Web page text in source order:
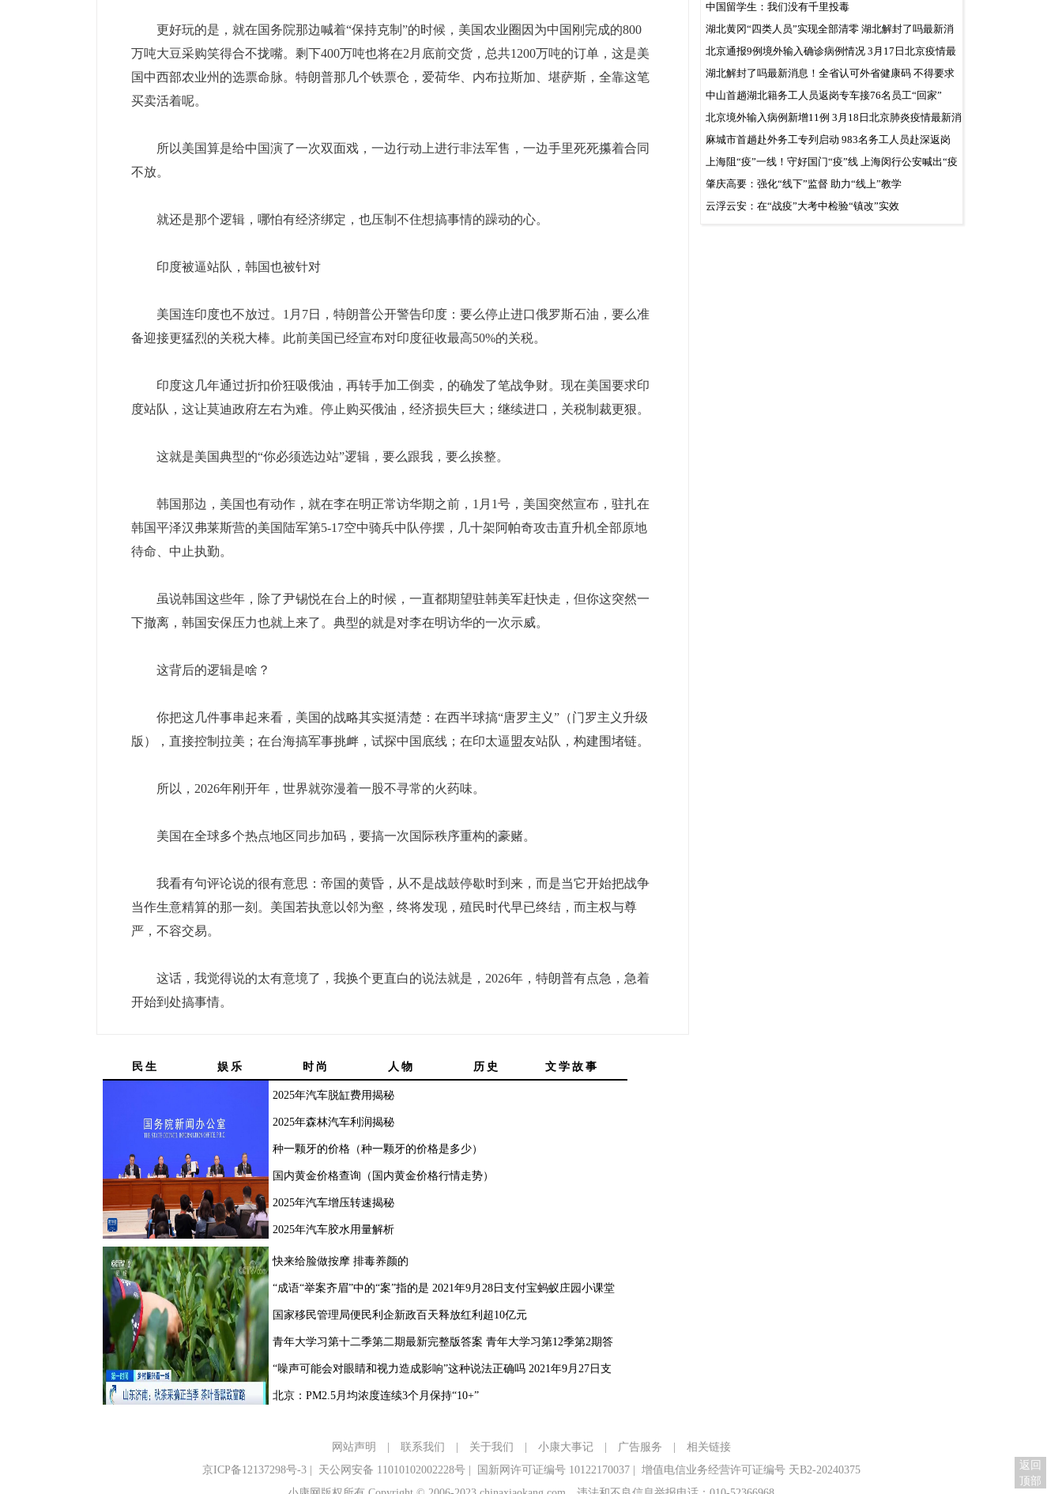
更好玩的是，就在国务院那边喊着“保持克制”的时候，美国农业圈因为中国刚完成的800
万吨大豆采购笑得合不拢嘴。剩下400万吨也将在2月底前交货，总共1200万吨的订单，这是美
国中西部农业州的选票命脉。特朗普那几个铁票仓，爱荷华、内布拉斯加、堪萨斯，全靠这笔
买卖活着呢。
所以美国算是给中国演了一次双面戏，一边行动上进行非法军售，一边手里死死攥着合同
不放。
就还是那个逻辑，哪怕有经济绑定，也压制不住想搞事情的躁动的心。
印度被逼站队，韩国也被针对
美国连印度也不放过。1月7日，特朗普公开警告印度：要么停止进口俄罗斯石油，要么准
备迎接更猛烈的关税大棒。此前美国已经宣布对印度征收最高50%的关税。
印度这几年通过折扣价狂吸俄油，再转手加工倒卖，的确发了笔战争财。现在美国要求印
度站队，这让莫迪政府左右为难。停止购买俄油，经济损失巨大；继续进口，关税制裁更狠。
这就是美国典型的“你必须选边站”逻辑，要么跟我，要么挨整。
韩国那边，美国也有动作，就在李在明正常访华期之前，1月1号，美国突然宣布，驻扎在
韩国平泽汉弗莱斯营的美国陆军第5-17空中骑兵中队停摆，几十架阿帕奇攻击直升机全部原地
待命、中止执勤。
虽说韩国这些年，除了尹锡悦在台上的时候，一直都期望驻韩美军赶快走，但你这突然一
下撤离，韩国安保压力也就上来了。典型的就是对李在明访华的一次示威。
这背后的逻辑是啥？
你把这几件事串起来看，美国的战略其实挺清楚：在西半球搞“唐罗主义”（门罗主义升级
版），直接控制拉美；在台海搞军事挑衅，试探中国底线；在印太逼盟友站队，构建围堵链。
所以，2026年刚开年，世界就弥漫着一股不寻常的火药味。
美国在全球多个热点地区同步加码，要搞一次国际秩序重构的豪赌。
我看有句评论说的很有意思：帝国的黄昏，从不是战鼓停歇时到来，而是当它开始把战争
当作生意精算的那一刻。美国若执意以邻为壑，终将发现，殖民时代早已终结，而主权与尊
严，不容交易。
这话，我觉得说的太有意境了，我换个更直白的说法就是，2026年，特朗普有点急，急着
开始到处搞事情。
返回
顶部
网站声明 联系我们 关于我们 小康大事记 广告服务
相关链接
京ICP备12137298号-3| 天公网安备 11010102002228号| 国新网许可证编号 10122170037| 增值电信业务经营许可证编号 天B2-20240375